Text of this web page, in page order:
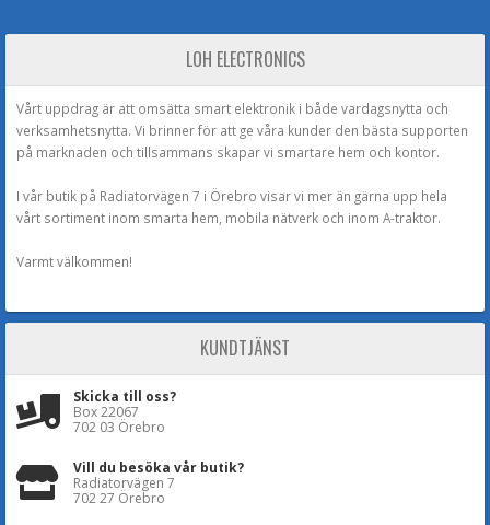
LOH ELECTRONICS
Vårt uppdrag är att omsätta smart elektronik i både vardagsnytta och
verksamhetsnytta. Vi brinner för att ge våra kunder den bästa supporten
på marknaden och tillsammans skapar vi smartare hem och kontor.
I vår butik på Radiatorvägen 7 i Örebro visar vi mer än gärna upp hela
vårt sortiment inom smarta hem, mobila nätverk och inom A-traktor.
Varmt välkommen!
KUNDTJÄNST
Skicka till oss?
Box 22067
702 03 Örebro
Vill du besöka vår butik?
Radiatorvägen 7
702 27 Örebro